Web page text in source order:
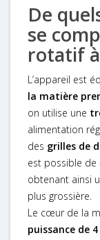
De
se
rotatif
L’appareil est
la matière
on utilise une
alimentation
des grilles de
est possible de
obtenant ainsi
plus grossière.
Le cœur de la
puissance de 4